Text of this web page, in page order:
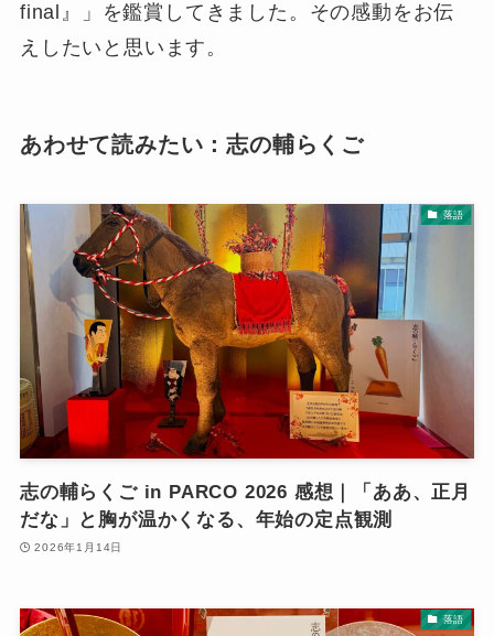
final』」を鑑賞してきました。その感動をお伝
えしたいと思います。
あわせて読みたい：志の輔らくご
落語
志の輔らくご in PARCO 2026 感想｜「ああ、正月
だな」と胸が温かくなる、年始の定点観測
2026年1月14日
落語